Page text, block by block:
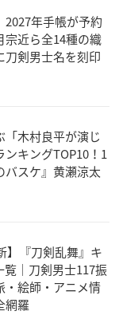
2027年手帳が予約
宗近ら全14種の織
刀剣男士名を刻印
「木村良平が演じ
ンキングTOP10！1
バスケ』黄瀬涼太
】『刀剣乱舞』キ
覧｜刀剣男士117振
・絵師・アニメ情
網羅